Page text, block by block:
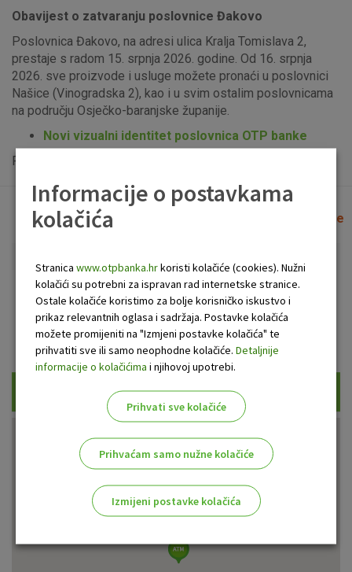
Obavijest o zatvaranju poslovnice Đakovo
Poslovnica Đakovo, na adresi ulica Kralja Tomislava 2,
prestaje s radom 15. srpnja 2026. godine. Od 16. srpnja
2026. sve proizvode i usluge možete pronaći u poslovnici
Našice (Vinogradska 2), kao i u svim ostalim poslovnicama
na području Osječko-baranjske županije.
Novi vizualni identitet poslovnica OTP banke
Popis uplatno-isplatnih bankomata možete vidjeti
Lista poslovnica i bankomata Očisti filtere
Bankomat Poslovnica
Prikaži samo uplatne bankomate
Informacije o postavkama
kolačića
Stranica www.otpbanka.hrkoristi kolačiće (cookies). Nužni
kolačići su potrebni za ispravan rad internetske stranice.
Ostale kolačiće koristimo za bolje korisničko iskustvo i
prikaz relevantnih oglasa i sadržaja. Postavke kolačića
možete promijeniti na "Izmjeni postavke kolačića" te
prihvatiti sve ili samo neophodne kolačiće. Detaljnije
informacije o kolačićima i njihovoj upotrebi.
Prihvati sve kolačiće
Prihvaćam samo nužne kolačiće
Izmijeni postavke kolačića